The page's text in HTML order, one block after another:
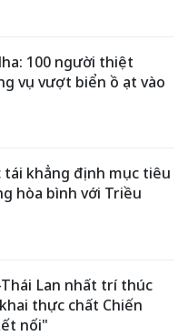
100 người thiệt
vụ vượt biển ồ ạt vào
tái khẳng định mục tiêu
hòa bình với Triều
Lan nhất trí thúc
thực chất Chiến
nối"